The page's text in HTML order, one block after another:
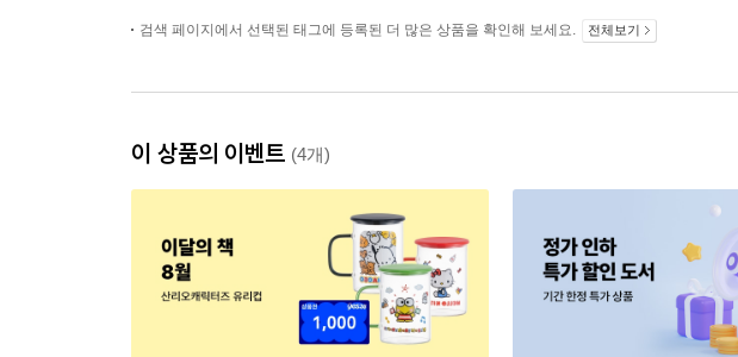
검색 페이지에서 선택된 태그에 등록된 더 많은 상품을 확인해 보세요. 전체보기
이 상품의 이벤트 (4개)